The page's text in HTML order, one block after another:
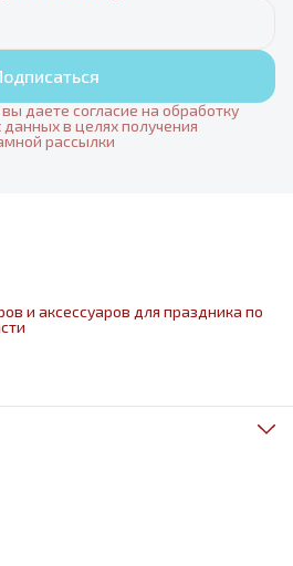
даете согласие на обработку
в целях получения
рассылки
и аксессуаров для праздника по